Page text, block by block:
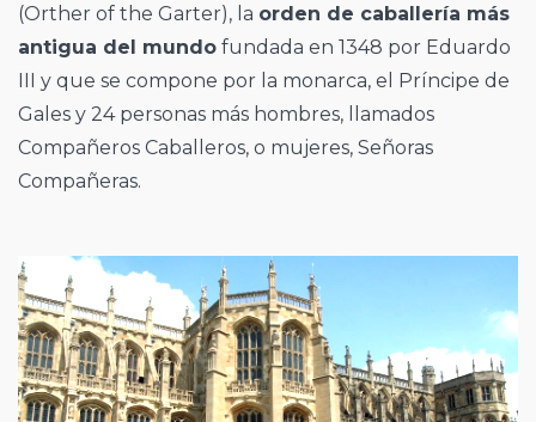
(Orther of the Garter), la orden de caballería más
antigua del mundo fundada en 1348 por Eduardo
III y que se compone por la monarca, el Príncipe de
Gales y 24 personas más hombres, llamados
Compañeros Caballeros, o mujeres, Señoras
Compañeras.